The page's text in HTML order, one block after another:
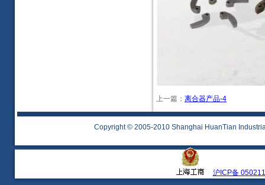
上一篇： 离合器产品-4
Copyright © 2005-2010 Shanghai HuanTian
沪ICP备